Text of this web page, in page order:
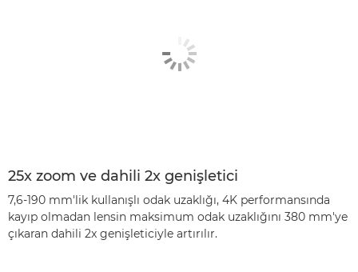
25x zoom ve dahili 2x genişletici
7,6-190 mm'lik kullanışlı odak uzaklığı, 4K performansında
kayıp olmadan lensin maksimum odak uzaklığını 380 mm'ye
çıkaran dahili 2x genişleticiyle artırılır.